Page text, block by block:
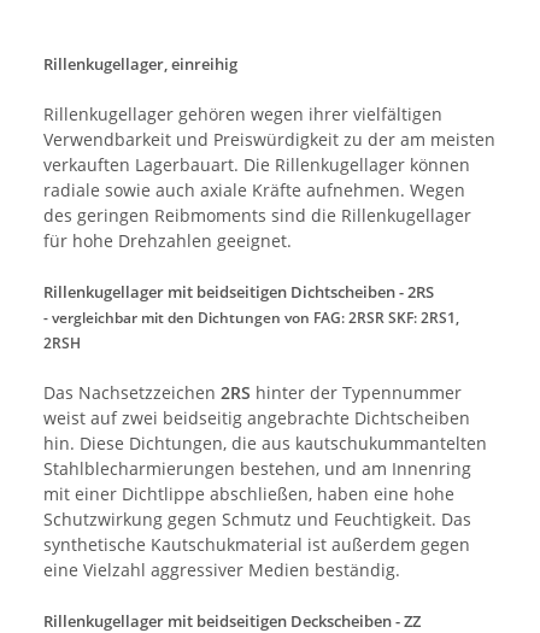
Rillenkugellager, einreihig
Rillenkugellager gehören wegen ihrer vielfältigen
Verwendbarkeit und Preiswürdigkeit zu der am meisten
verkauften Lagerbauart. Die Rillenkugellager können
radiale sowie auch axiale Kräfte aufnehmen. Wegen
des geringen Reibmoments sind die Rillenkugellager
für hohe Drehzahlen geeignet.
Rillenkugellager mit beidseitigen Dichtscheiben - 2RS
- vergleichbar mit den Dichtungen von FAG: 2RSR SKF: 2RS1,
2RSH
Das Nachsetzzeichen 2RS hinter der Typennummer
weist auf zwei beidseitig angebrachte Dichtscheiben
hin. Diese Dichtungen, die aus kautschukummantelten
Stahlblecharmierungen bestehen, und am Innenring
mit einer Dichtlippe abschließen, haben eine hohe
Schutzwirkung gegen Schmutz und Feuchtigkeit. Das
synthetische Kautschukmaterial ist außerdem gegen
eine Vielzahl aggressiver Medien beständig.
Rillenkugellager mit beidseitigen Deckscheiben - ZZ